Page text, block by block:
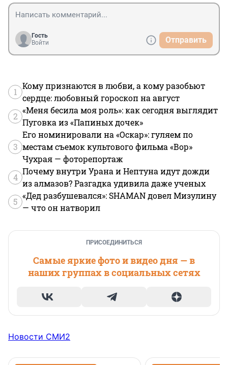
Гость
Войти
Отправить
1
Кому признаются в любви, а кому разобьют
сердце: любовный гороскоп на август
2
«Меня бесила моя роль»: как сегодня выглядит
Пуговка из «Папиных дочек»
3
Его номинировали на «Оскар»: гуляем по
местам съемок культового фильма «Вор»
Чухрая — фоторепортаж
4
Почему внутри Урана и Нептуна идут дожди
из алмазов? Разгадка удивила даже ученых
5
«Дед разбушевался»: SHAMAN довел Мизулину
— что он натворил
ПРИСОЕДИНИТЬСЯ
Самые яркие фото и видео дня — в
наших группах в социальных сетях
Новости СМИ2